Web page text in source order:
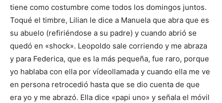
tiene como costumbre come todos los domingos juntos.
Toqué el timbre, Lilian le dice a Manuela que abra que es
su abuelo (refiriéndose a su padre) y cuando abrió se
quedó en «shock». Leopoldo sale corriendo y me abraza
y para Federica, que es la más pequeña, fue raro, porque
yo hablaba con ella por vídeollamada y cuando ella me ve
en persona retrocedió hasta que se dio cuenta de que
era yo y me abrazó. Ella dice «papi uno» y señala el móvil